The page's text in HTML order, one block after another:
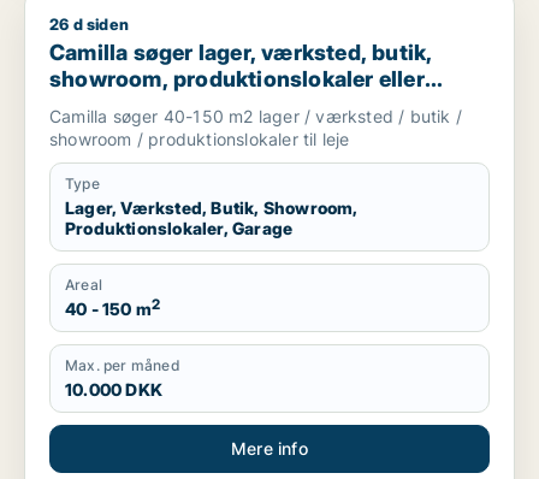
Camilla søger lager, værksted, butik, showroom,
26 d siden
Camilla søger lager, værksted, butik,
showroom, produktionslokaler eller
garage til leje i Nordsjælland
Camilla søger 40-150 m2 lager / værksted / butik /
showroom / produktionslokaler til leje
Type
Lager, Værksted, Butik, Showroom,
Produktionslokaler, Garage
Areal
40 - 150 m2
Max. per måned
10.000 DKK
Mere info